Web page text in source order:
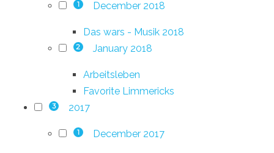
1 December 2018
Das wars - Musik 2018
2 January 2018
Arbeitsleben
Favorite Limmericks
3 2017
1 December 2017